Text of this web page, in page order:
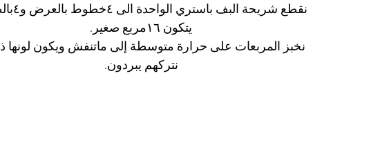
نقطع شريحة البف باستري الواحدة الى ٤خطوط بالعرض و٤بالطول.
يتكون ١٦مربع صغير.
نخبز المربعات على حرارة متوسطة إلى ماتنفش ويكون لونها
نتركهم يبردون.